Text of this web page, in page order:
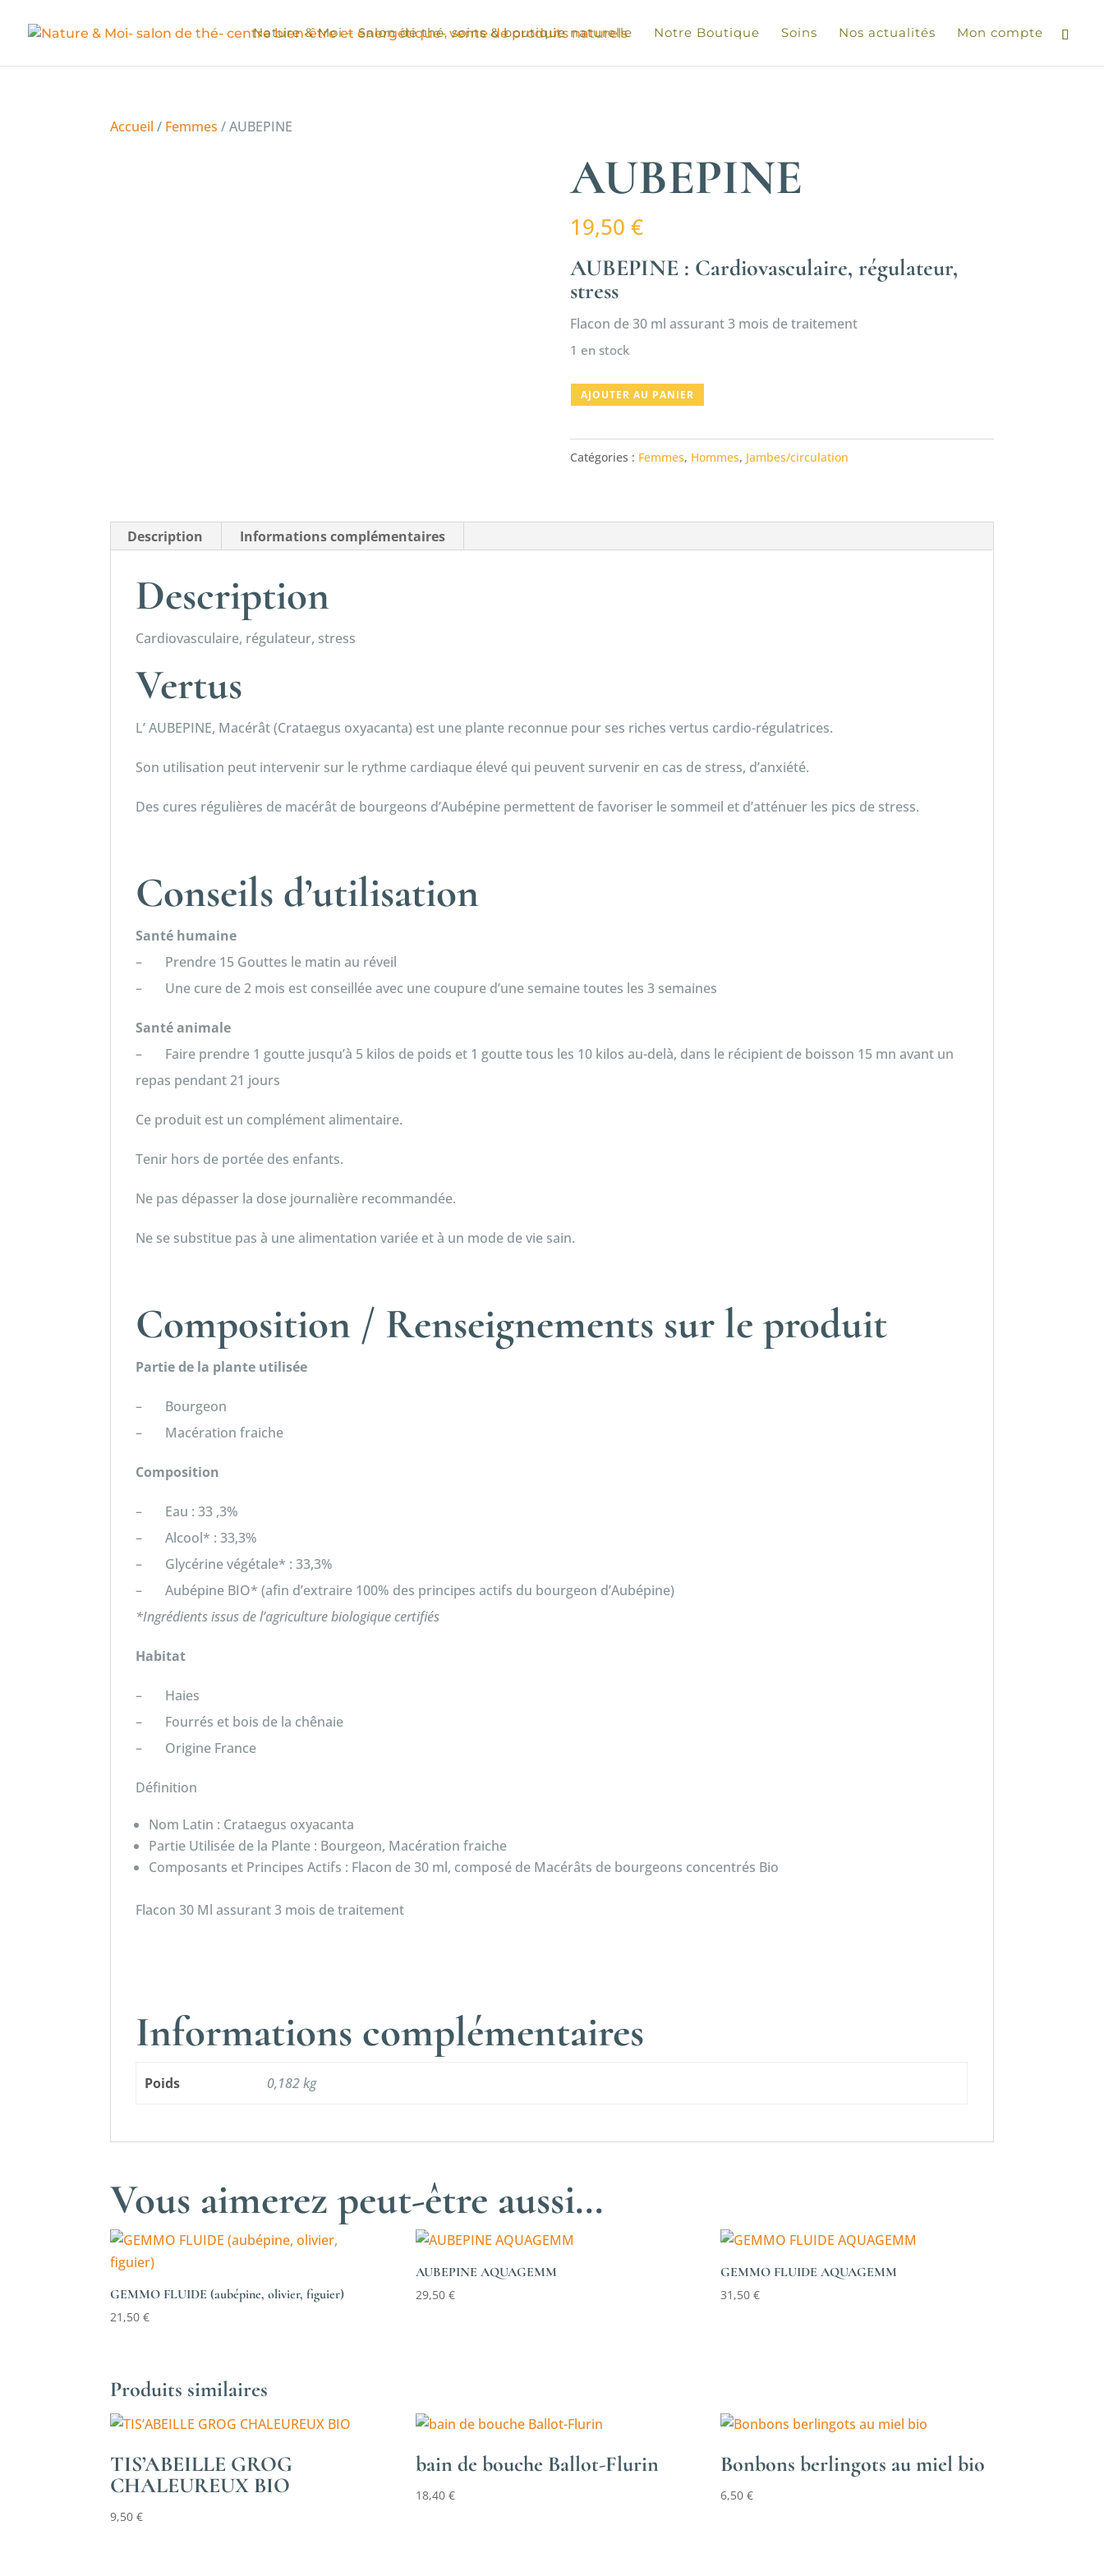
Nature & Moi – Salon de thé, soins & boutique naturelle Notre Boutique Soins Nos actualités Mon compte
Accueil / Femmes / AUBEPINE
AUBEPINE
19,50 €
AUBEPINE : Cardiovasculaire, régulateur,
stress
Flacon de 30 ml assurant 3 mois de traitement
1 en stock
quantité
AJOUTER AU PANIER
Catégories : Femmes, Hommes, Jambes/circulation
Description Informations complémentaires
Description
Cardiovasculaire, régulateur, stress
Vertus
L’ AUBEPINE, Macérât (Crataegus oxyacanta) est une plante reconnue pour ses riches vertus cardio-régulatrices.
Son utilisation peut intervenir sur le rythme cardiaque élevé qui peuvent survenir en cas de stress, d’anxiété.
Des cures régulières de macérât de bourgeons d’Aubépine permettent de favoriser le sommeil et d’atténuer les pics de stress.
Conseils d’utilisation
Santé humaine
– Prendre 15 Gouttes le matin au réveil
– Une cure de 2 mois est conseillée avec une coupure d’une semaine toutes les 3 semaines
Santé animale
– Faire prendre 1 goutte jusqu’à 5 kilos de poids et 1 goutte tous les 10 kilos au-delà, dans le récipient de boisson 15 mn avant un
repas pendant 21 jours
Ce produit est un complément alimentaire.
Tenir hors de portée des enfants.
Ne pas dépasser la dose journalière recommandée.
Ne se substitue pas à une alimentation variée et à un mode de vie sain.
Composition / Renseignements sur le produit
Partie de la plante utilisée
– Bourgeon
– Macération fraiche
Composition
– Eau : 33 ,3%
– Alcool* : 33,3%
– Glycérine végétale* : 33,3%
– Aubépine BIO* (afin d’extraire 100% des principes actifs du bourgeon d’Aubépine)
*Ingrédients issus de l’agriculture biologique certifiés
Habitat
– Haies
– Fourrés et bois de la chênaie
– Origine France
Définition
Nom Latin : Crataegus oxyacanta
Partie Utilisée de la Plante : Bourgeon, Macération fraiche
Composants et Principes Actifs : Flacon de 30 ml, composé de Macérâts de bourgeons concentrés Bio
Flacon 30 Ml assurant 3 mois de traitement
Informations complémentaires
Poids 0,182 kg
Vous aimerez peut-être aussi…
GEMMO FLUIDE (aubépine, olivier, figuier)
21,50€
AUBEPINE AQUAGEMM
29,50 €
GEMMO FLUIDE AQUAGEMM
31,50€
Produits similaires
TIS’ABEILLE GROG
CHALEUREUX BIO
9,50€
bain de bouche Ballot-Flurin
18,40 €
Bonbons berlingots au miel bio
6,50€